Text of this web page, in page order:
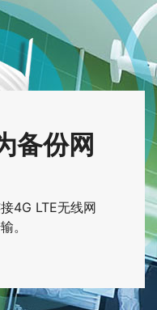
备份网
4G LTE无线网
。